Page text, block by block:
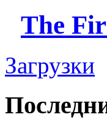
The
Загрузки